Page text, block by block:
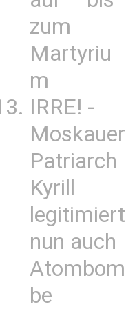
zum
Martyriu
m
IRRE! -
Moskauer
Patriarch
Kyrill
legitimiert
nun auch
Atombom
be